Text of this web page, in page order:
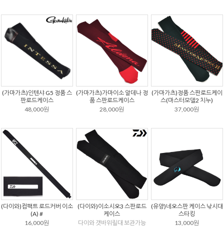
(가마가츠)인텐샤 G5 정품 스
판로드케이스
48,000원
(가마가츠)가마이소 알데나 정
품 스판로드케이스
28,000원
(가마가츠)정품 스판로드케이
스(마스터모델2 치누)
37,000원
(다이와)컴팩트 로드커버 이소
(A) #
16,000원
(다이와)이소시오3 스판로드
케이스
다이와 갯바위릴대 보관가능
(유양)네오스판 케이스 낚시대
스타킹
13,000원